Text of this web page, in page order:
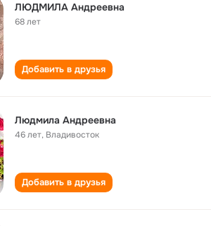
ЛЮДМИЛА Андреевна
68 лет
Добавить в друзья
Людмила Андреевна
46 лет, Владивосток
Добавить в друзья